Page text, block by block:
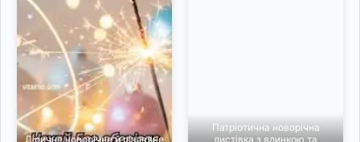
Ліричне новорічне й різдвяне
Патріотична новорічна
листівка з ялинкою та